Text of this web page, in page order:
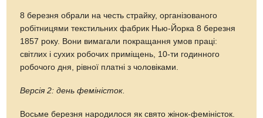
8 березня обрали на честь страйку, організованого
робітницями текстильних фабрик Нью-Йорка 8 березня
1857 року. Вони вимагали покращання умов праці:
світлих і сухих робочих приміщень, 10-ти годинного
робочого дня, рівної платні з чоловіками.
Версія 2: день феміністок.
Восьме березня народилося як свято жінок-феміністок.